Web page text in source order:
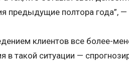
предыдущие полтора года”,
клиентов все более-
в такой ситуации —